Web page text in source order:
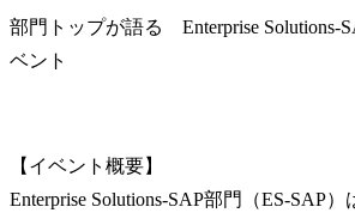
部門トップが語る　Enterprise Solutions-
ベント
【イベント概要】
Enterprise Solutions-SAP部門（ES-SAP）